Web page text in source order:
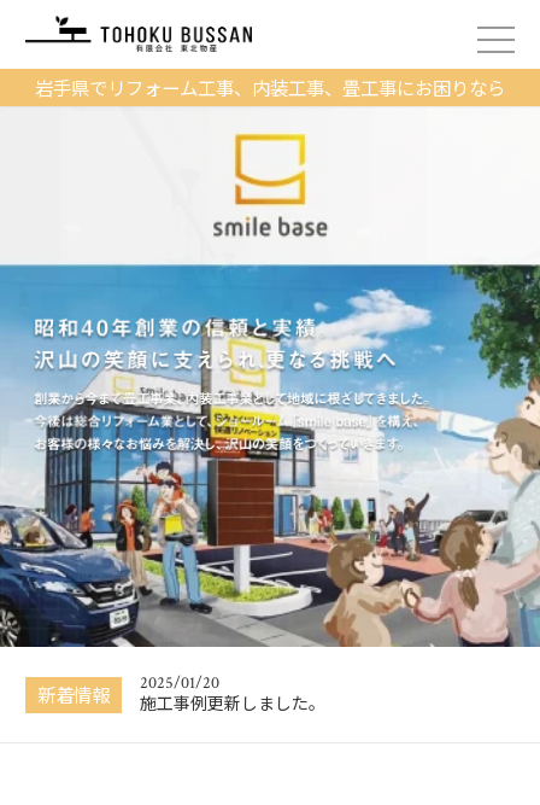
岩手県でリフォーム工事、内装工事、畳工事にお困りなら
新着情報
2022/12/29
年末、年始休業のお知らせ
2025/10/07
リフォーム専門ショップ『smile base』盛岡店グ
ランドオープン
2025/01/20
施工事例更新しました。